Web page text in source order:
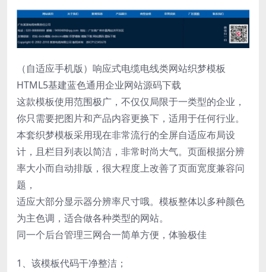
（自适应手机版）响应式电缆电线类网站织梦模板
HTML5基建蓝色通用企业网站源码下载
这款模板使用范围极广，不仅仅局限于一类型的企业，
你只需要把图片和产品内容更换下，适用于任何行业。
本套织梦模板采用现在非常流行的全屏自适应布局设
计，且栏目列表以简洁，非常时尚大气。页面根据分辨
率大小而自动排版，很大程度上改善了页面宽度兼容问
题，
适应大部分显示器分辨率尺寸哦。模板整体以多种颜色
为主色调，适合做各种类型的网站。
同一个后台管理三网合一简单方便，体验极佳
1、该模板代码干净整洁；